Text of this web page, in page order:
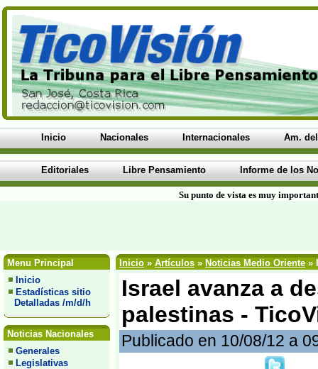
Inicio Nacionales Internacionales Am.
Editoriales Libre Pensamiento Informe de los
Su punto de vista es muy
Menu Principal
Inicio
Estadísticas sitio
Detalladas /m/d/h
Noticias Nacionales
Generales
Legislativas
Inicio » Artículos » Noticias Medio Oriente »
Israel avanza a
palestinas -
Publicado en 10/08/12 a